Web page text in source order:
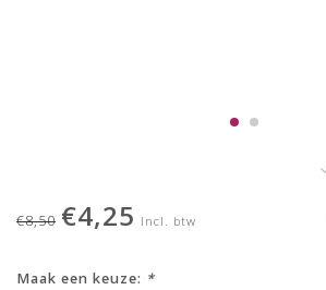
€8,50 €4,25 Incl. btw
Maak een keuze: *